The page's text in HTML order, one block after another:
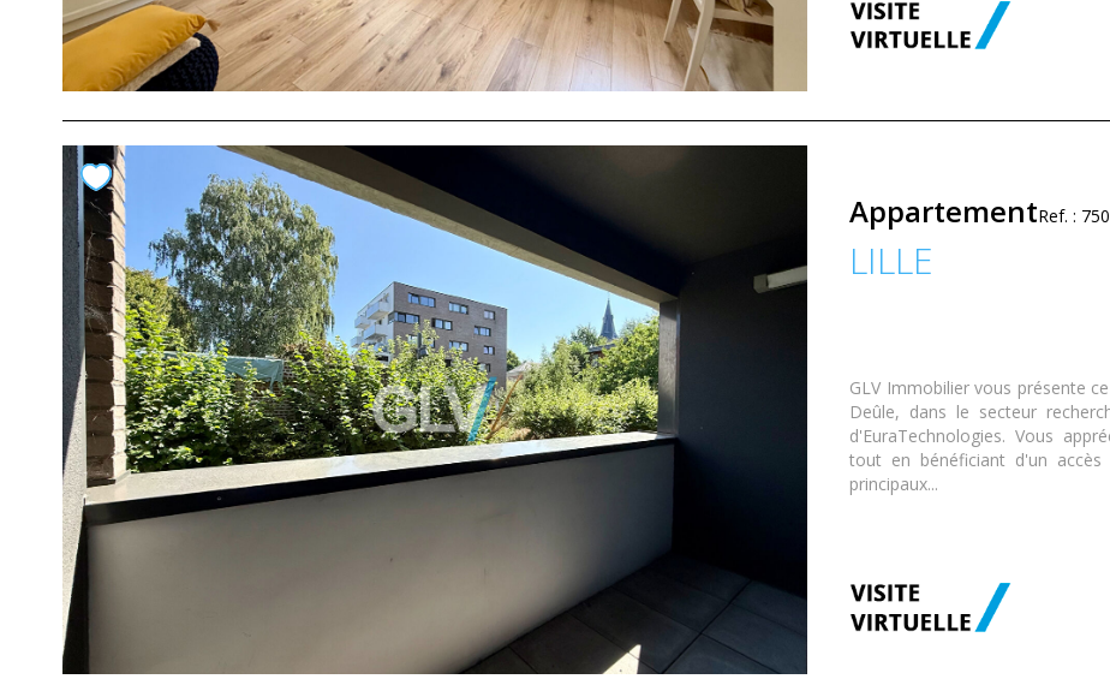
AppartementRef. :
LILLE
GLV Immobilier vous présente
Deûle, dans le secteur
d'EuraTechnologies. Vous
tout en bénéficiant d'un
principaux...